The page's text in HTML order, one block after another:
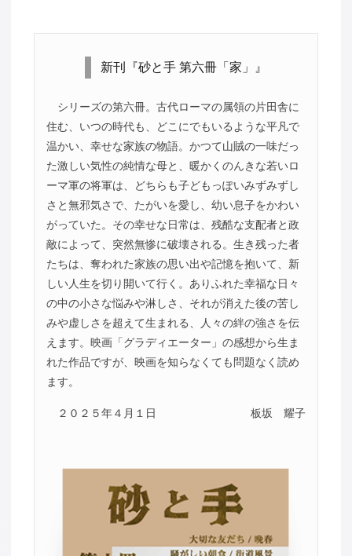
新刊『砂と手 第六冊「家」』
シリーズの第六冊。古代ローマの属領の片田舎に
住む、いつの時代も、どこにでもいるような平凡で
温かい、幸せな家族の物語。かつて山賊の一味だっ
た激しい気性の純情な母と、暖かくのんきな若いロ
ーマ軍の将軍は、どちらも子どもっぽいみずみずし
さと無邪気さで、たがいを愛し、幼い息子をかわい
がっていた。その幸せな日常は、残酷な支配者と政
敵によって、突然無惨に破壊される。生き残った者
たちは、奪われた家族の思い出や記憶を抱いて、新
しい人生を切り開いて行く。ありふれた幸福な日々
の中の小さな悩みや淋しさ、それが消えた後の苦し
みや虚しさを超えて生まれる、人々の絆の強さを伝
えます。映画「グラディエーター」の感想から生ま
れた作品ですが、映画を知らなくても問題なく読め
ます。
２０２５年４月１日 板坂 耀子